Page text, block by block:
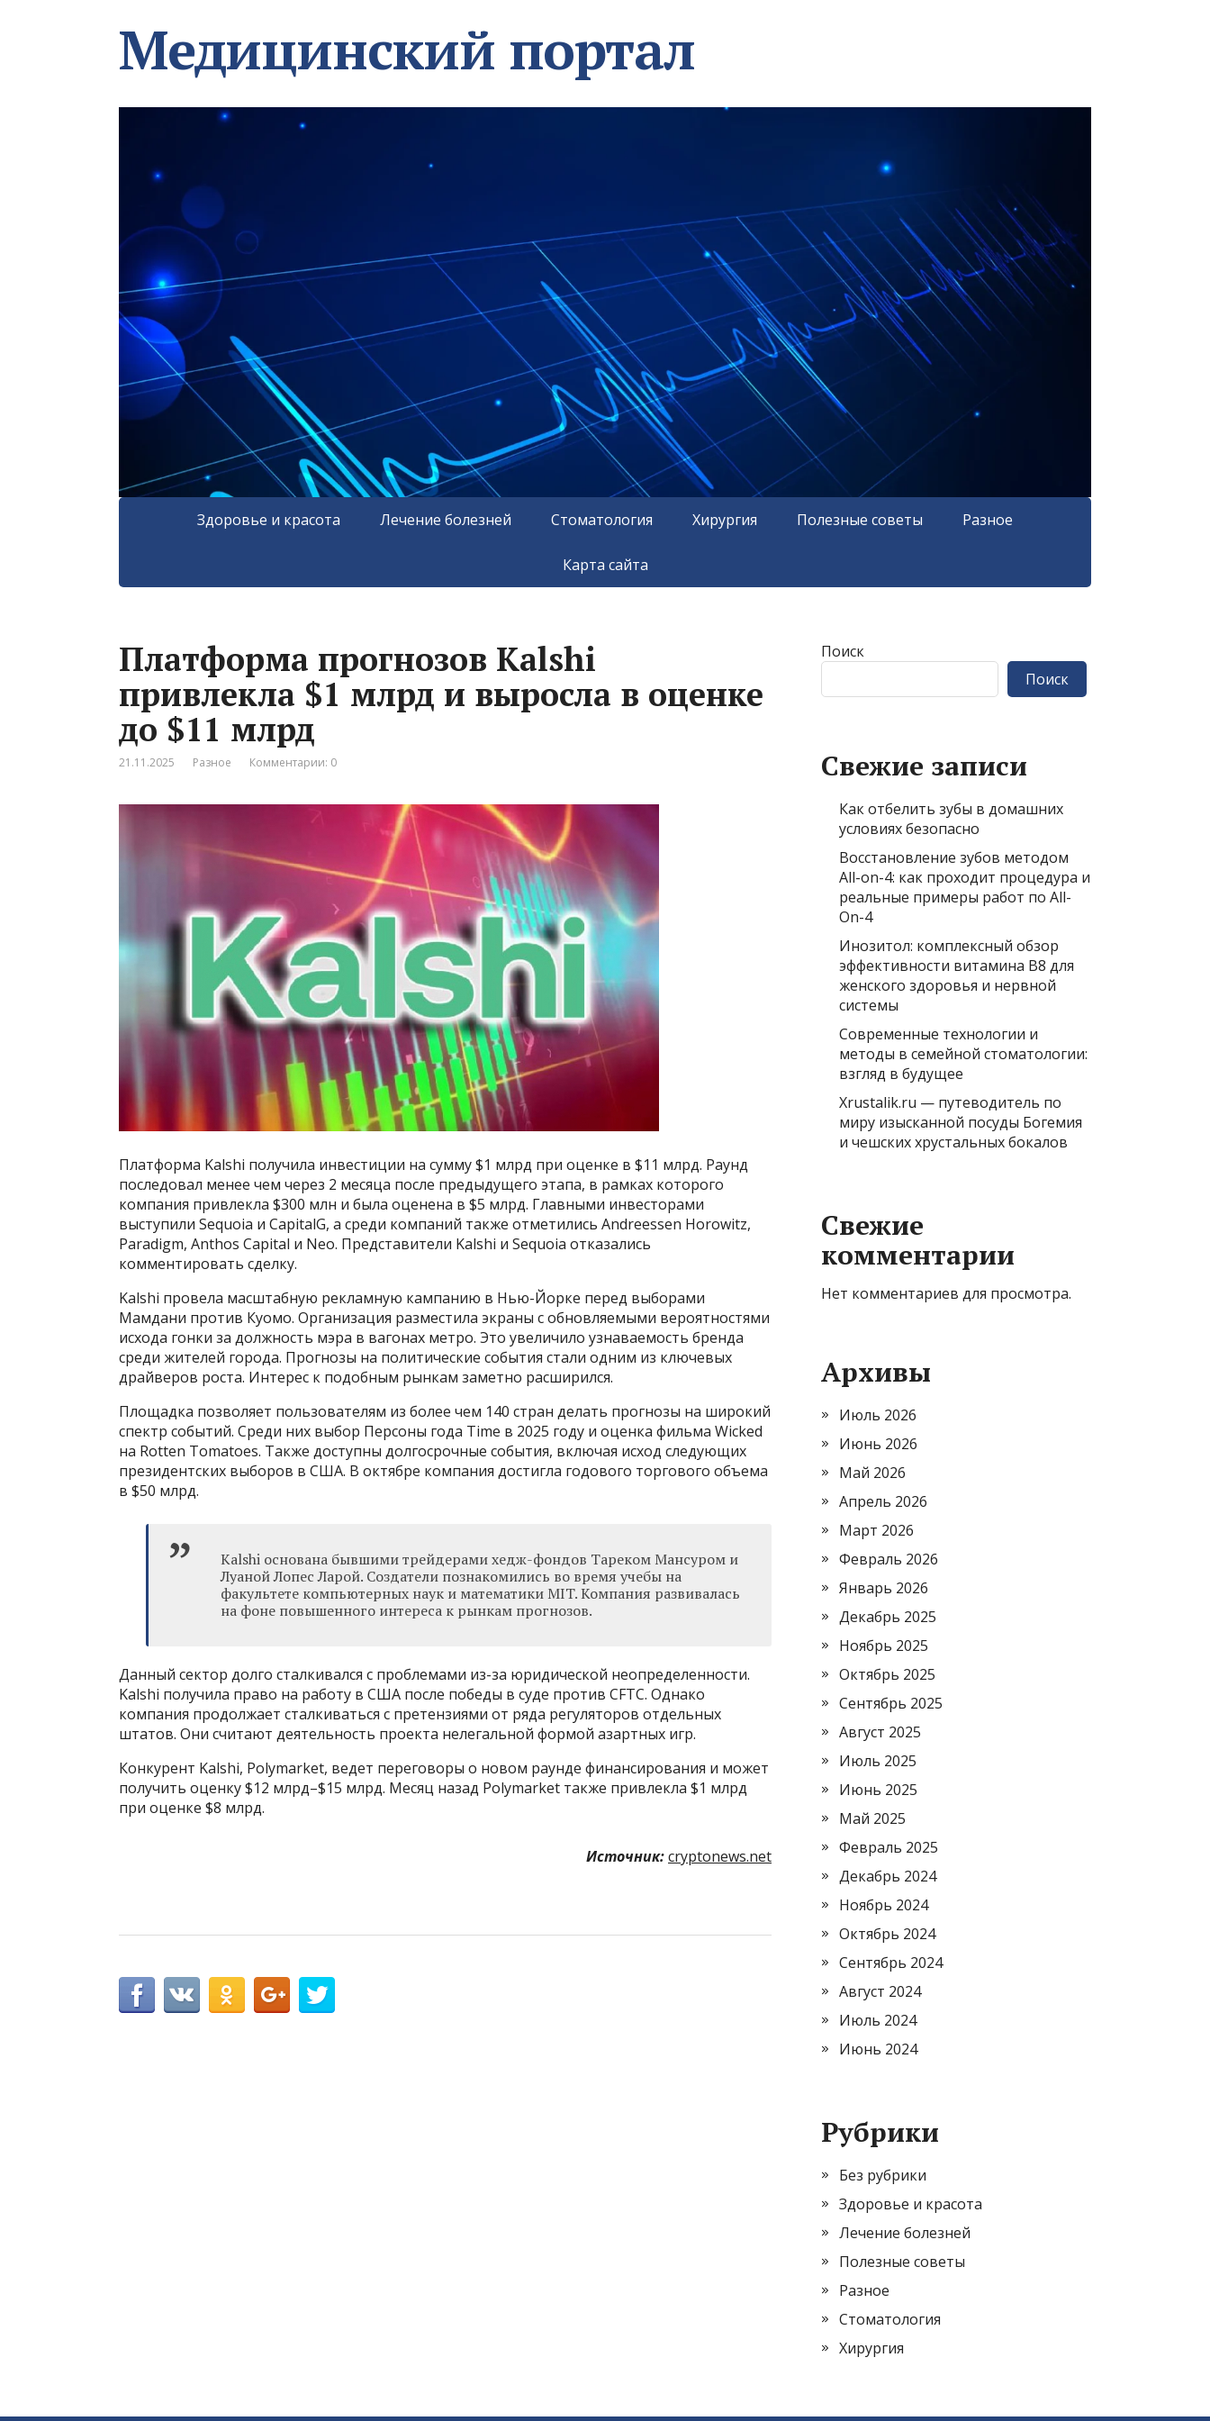
Медицинский портал
Здоровье и красота Лечение болезней Стоматология Хирургия Полезные советы Разное
Карта сайта
Платформа прогнозов Kalshi
привлекла $1 млрд и выросла в оценке
до $11 млрд
21.11.2025 Разное Комментарии: 0
Платформа Kalshi получила инвестиции на сумму $1 млрд при оценке в $11 млрд. Раунд
последовал менее чем через 2 месяца после предыдущего этапа, в рамках которого
компания привлекла $300 млн и была оценена в $5 млрд. Главными инвесторами
выступили Sequoia и CapitalG, а среди компаний также отметились Andreessen Horowitz,
Paradigm, Anthos Capital и Neo. Представители Kalshi и Sequoia отказались
комментировать сделку.
Kalshi провела масштабную рекламную кампанию в Нью-Йорке перед выборами
Мамдани против Куомо. Организация разместила экраны с обновляемыми вероятностями
исхода гонки за должность мэра в вагонах метро. Это увеличило узнаваемость бренда
среди жителей города. Прогнозы на политические события стали одним из ключевых
драйверов роста. Интерес к подобным рынкам заметно расширился.
Площадка позволяет пользователям из более чем 140 стран делать прогнозы на широкий
спектр событий. Среди них выбор Персоны года Time в 2025 году и оценка фильма Wicked
на Rotten Tomatoes. Также доступны долгосрочные события, включая исход следующих
президентских выборов в США. В октябре компания достигла годового торгового объема
в $50 млрд.
Kalshi основана бывшими трейдерами хедж-фондов Тареком Мансуром и
Луаной Лопес Ларой. Создатели познакомились во время учебы на
факультете компьютерных наук и математики MIT. Компания развивалась
на фоне повышенного интереса к рынкам прогнозов.
Данный сектор долго сталкивался с проблемами из-за юридической неопределенности.
Kalshi получила право на работу в США после победы в суде против CFTC. Однако
компания продолжает сталкиваться с претензиями от ряда регуляторов отдельных
штатов. Они считают деятельность проекта нелегальной формой азартных игр.
Конкурент Kalshi, Polymarket, ведет переговоры о новом раунде финансирования и может
получить оценку $12 млрд–$15 млрд. Месяц назад Polymarket также привлекла $1 млрд
при оценке $8 млрд.
Источник:cryptonews.net
Поиск
Поиск
Свежие записи
Как отбелить зубы в домашних
условиях безопасно
Восстановление зубов методом
All-on-4: как проходит процедура и
реальные примеры работ по All-
On-4
Инозитол: комплексный обзор
эффективности витамина B8 для
женского здоровья и нервной
системы
Современные технологии и
методы в семейной стоматологии:
взгляд в будущее
Xrustalik.ru — путеводитель по
миру изысканной посуды Богемия
и чешских хрустальных бокалов
Свежие
комментарии
Нет комментариев для просмотра.
Архивы
Июль 2026
Июнь 2026
Май 2026
Апрель 2026
Март 2026
Февраль 2026
Январь 2026
Декабрь 2025
Ноябрь 2025
Октябрь 2025
Сентябрь 2025
Август 2025
Июль 2025
Июнь 2025
Май 2025
Февраль 2025
Декабрь 2024
Ноябрь 2024
Октябрь 2024
Сентябрь 2024
Август 2024
Июль 2024
Июнь 2024
Рубрики
Без рубрики
Здоровье и красота
Лечение болезней
Полезные советы
Разное
Стоматология
Хирургия